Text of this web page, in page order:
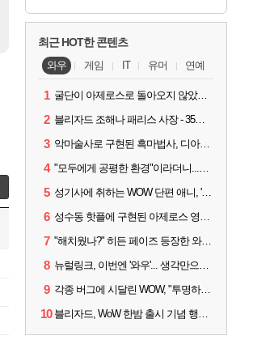
메이플 와 ㅁㅊ 컴플뜸ㅋㅋ [64]
리밋제로 테스트 때는 로비에 온라인 기능이 있는데
최근 HOT한 콘텐츠
와우 게임 IT 유머 연예
1 굴단이 아제로스로 돌아오지 않았다면? 와우 클래식+ 주목
2 블리자드 조해나 패리스 사장 - 35년 역사, 그리고 비전
3 악마술사로 구현된 흑마법사, 디아4 x 와우 콜라보 살펴보기
4 "모두에게 공평한 환경"이라더니...여전히 살아있는 애드온
5 성기사에 취하는 WOW 단편 애니, '신성한 모든 것'
6 성수동 핫플에 구현된 아제로스 영웅들의 안식처, WoW 홈스윗홈
7 "해치웠나?" 히든 페이즈 등장한 와우 '한밤', 세계 최초 킬은 '팀 리퀴드'
8 뉴럴링크, 이번엔 '와우'... 생각만으로 게임하는 시대 성큼
9 각종 버그에 시달린 WOW, "투명하고 신속한 소통과 대응 약속"
10 블리자드, WoW 한밤 출시 기념 행사 '홈스윗홈' 28일 개최